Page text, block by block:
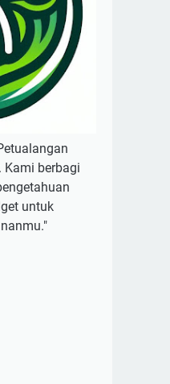
Kami berbagi
untuk